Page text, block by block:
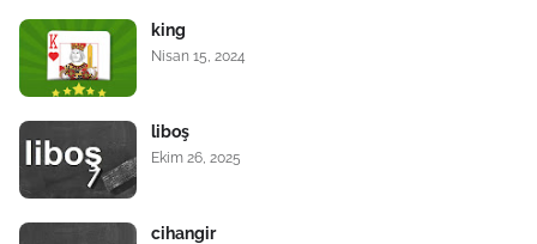
king
Nisan 15, 2024
liboş
Ekim 26, 2025
cihangir